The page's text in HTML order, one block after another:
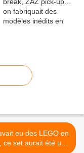
eu des LEGO en
ce set aurait été un